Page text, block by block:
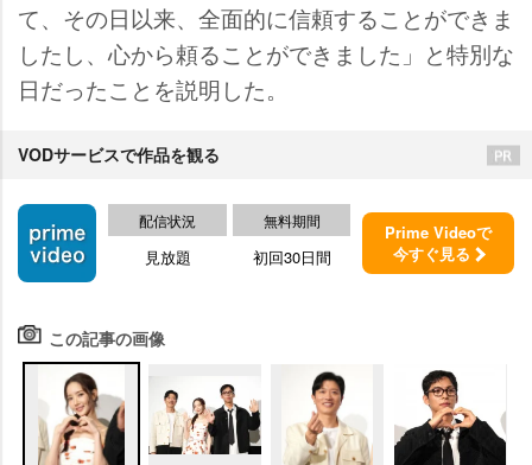
て、その日以来、全面的に信頼することができま
したし、心から頼ることができました」と特別な
日だったことを説明した。
VODサービスで作品を観る
配信状況
見放題
無料期間
初回30日間
Prime Videoで
今すぐ見る
この記事の画像